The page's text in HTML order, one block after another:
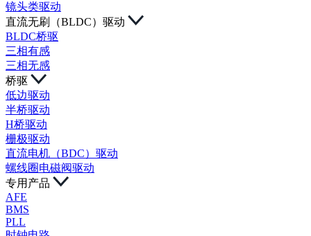
镜头类驱动
直流无刷（BLDC）驱动
BLDC桥驱
三相有感
三相无感
桥驱
低边驱动
半桥驱动
H桥驱动
栅极驱动
直流电机（BDC）驱动
螺线圈电磁阀驱动
专用产品
AFE
BMS
PLL